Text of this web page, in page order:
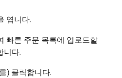
엽니다.
빠른 주문 목록에 업로드할
니다.
) 클릭합니다.